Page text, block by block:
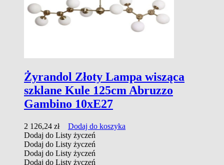
Żyrandol Złoty Lampa wisząca
szklane Kule 125cm Abruzzo
Gambino 10xE27
2 126,24 zł
Dodaj do koszyka
Dodaj do Listy życzeń
Dodaj do Listy życzeń
Dodaj do Listy życzeń
Dodaj do Listy życzeń